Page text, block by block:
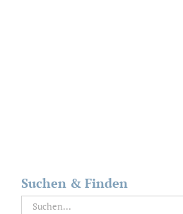
Suchen & Finden
Suche